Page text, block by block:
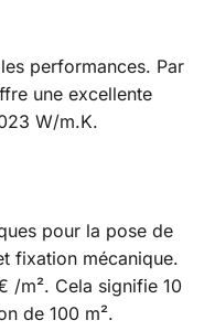
performances. Par
une excellente
W/m.K.
pour la pose de
fixation mécanique.
/m². Cela signifie 10
de 100 m².